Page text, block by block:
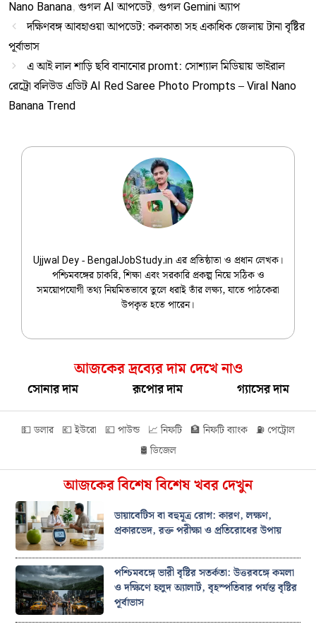
Nano Banana, গুগল AI আপডেট, গুগল Gemini অ্যাপ
দক্ষিণবঙ্গ আবহাওয়া আপডেট: কলকাতা সহ একাধিক জেলায় টানা বৃষ্টির
পূর্বাভাস
এ আই লাল শাড়ি ছবি বানানোর promt: সোশ্যাল মিডিয়ায় ভাইরাল
রেট্রো বলিউড এডিট AI Red Saree Photo Prompts – Viral Nano
Banana Trend
Ujjwal Dey - BengalJobStudy.in এর প্রতিষ্ঠাতা ও প্রধান লেখক।
পশ্চিমবঙ্গের চাকরি, শিক্ষা এবং সরকারি প্রকল্প নিয়ে সঠিক ও
সময়োপযোগী তথ্য নিয়মিতভাবে তুলে ধরাই তাঁর লক্ষ্য, যাতে পাঠকেরা
উপকৃত হতে পারেন।
আজকের দ্রব্যের দাম দেখে নাও
সোনার দাম রূপোর দাম গ্যাসের দাম
💵 ডলার 💶 ইউরো 💷 পাউন্ড 📈 নিফটি 🏦 নিফটি ব্যাংক ⛽ পেট্রোল
🛢️ ডিজেল
আজকের বিশেষ বিশেষ খবর দেখুন
ডায়াবেটিস বা বহুমূত্র রোগ: কারণ, লক্ষণ,
প্রকারভেদ, রক্ত পরীক্ষা ও প্রতিরোধের উপায়
পশ্চিমবঙ্গে ভারী বৃষ্টির সতর্কতা: উত্তরবঙ্গে কমলা
ও দক্ষিণে হলুদ অ্যালার্ট, বৃহস্পতিবার পর্যন্ত বৃষ্টির
পূর্বাভাস